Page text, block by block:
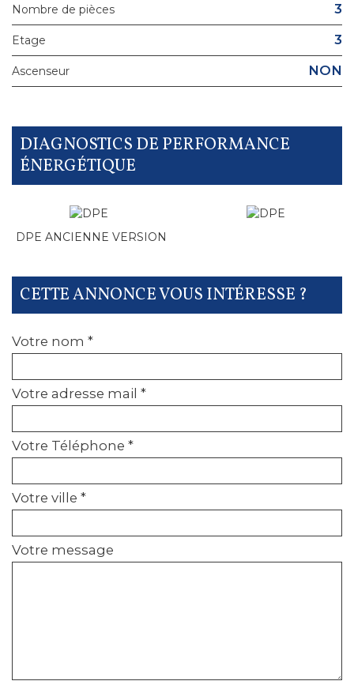
Nombre de pièces 3
Etage 3
Ascenseur NON
DIAGNOSTICS DE PERFORMANCE
ÉNERGÉTIQUE
DPE ANCIENNE VERSION
CETTE ANNONCE VOUS INTÉRESSE ?
Votre nom *
Votre adresse mail *
Votre Téléphone *
Votre ville *
Votre message